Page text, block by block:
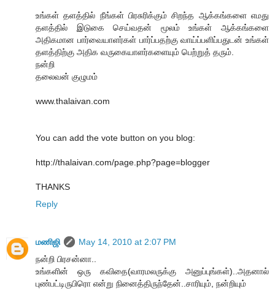
உங்கள் தளத்தில் நீங்கள் பிரசுரிக்கும் சிறந்த ஆக்கங்களை எமது
தளத்தில் இடுகை செய்வதன் மூலம் உங்கள் ஆக்கங்களை
அதிகமான பார்வையாளர்கள் பார்ப்பதற்கு வாய்ப்பளிப்பதுடன் உங்கள்
தளத்திற்கு அதிக வருகையாளர்களையும் பெற்றுத் தரும்.
நன்றி
தலைவன் குழுமம்
www.thalaivan.com
You can add the vote button on you blog:
http://thalaivan.com/page.php?page=blogger
THANKS
Reply
மணிஜி
May 14, 2010 at 2:07 PM
நன்றி பிரசன்னா..
உங்களின் ஒரு கவிதை(வாரமலருக்கு அனுப்புங்கள்)..அதனால்
புண்பட்டிருபிரொ என்று நினைத்திருந்தேன்..சாரியும், நன்றியும்